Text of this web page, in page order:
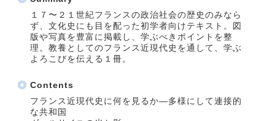
１７〜２１世紀フランスの政治社会の歴史のみなら
ず、文化史にも目を配った初学者向けテキスト。図
版や写真を豊富に掲載し、学ぶべきポイントを整
理。教養としてのフランス近現代史を通して、学ぶ
よろこびを伝える１冊。
Contents
フランス近現代史に何を見るか―多様にして連接的
な共和国